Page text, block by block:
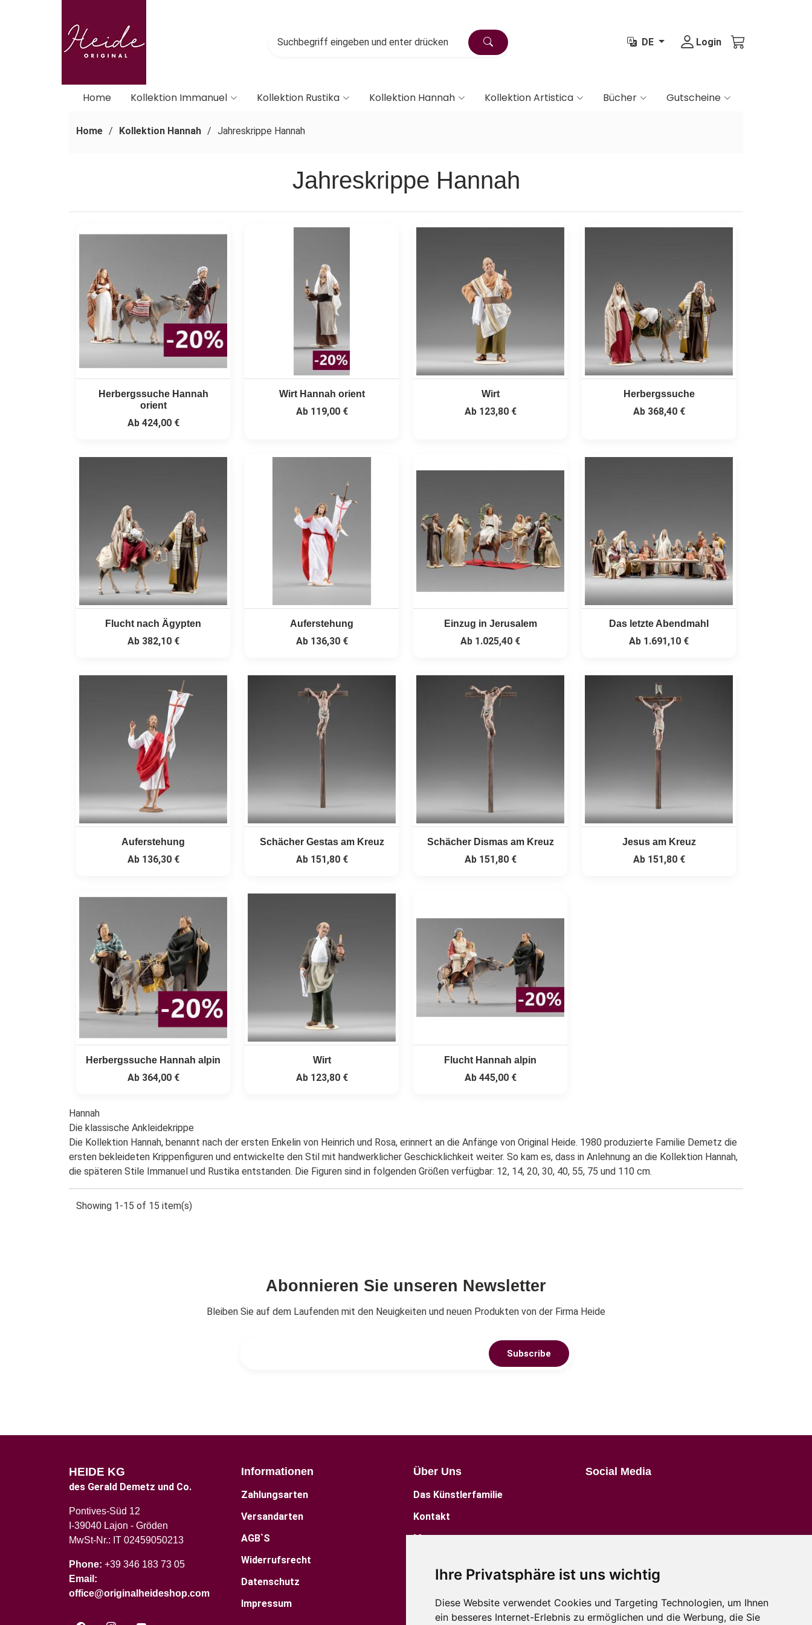
Ihre Privatsphäre ist uns wichtig
Diese Website verwendet Cookies und Targeting Technologien, um Ihnen
ein besseres Internet-Erlebnis zu ermöglichen und die Werbung, die Sie
DE Login
Home Kollektion Immanuel Kollektion Rustika Kollektion Hannah Kollektion Artistica Bücher Gutscheine
Home Kollektion Hannah Jahreskrippe Hannah
Jahreskrippe Hannah
Herbergssuche Hannah
orient
Ab424,00 €
Wirt Hannah orient
Ab119,00 €
Wirt
Ab123,80 €
Herbergssuche
Ab368,40 €
Flucht nach Ägypten
Ab382,10 €
Auferstehung
Ab136,30 €
Einzug in Jerusalem
Ab 1.025,40 €
Das letzte Abendmahl
Ab 1.691,10 €
Auferstehung
Ab136,30 €
Schächer Gestas am Kreuz
Ab151,80 €
Schächer Dismas am Kreuz
Ab151,80 €
Jesus am Kreuz
Ab151,80 €
Herbergssuche Hannah alpin
Ab364,00 €
Wirt
Ab123,80 €
Flucht Hannah alpin
Ab445,00 €
Hannah
Die klassische Ankleidekrippe
Die Kollektion Hannah, benannt nach der ersten Enkelin von Heinrich und Rosa, erinnert an die Anfänge von Original Heide. 1980 produzierte Familie Demetz die
ersten bekleideten Krippenfiguren und entwickelte den Stil mit handwerklicher Geschicklichkeit weiter. So kam es, dass in Anlehnung an die Kollektion Hannah,
die späteren Stile Immanuel und Rustika entstanden. Die Figuren sind in folgenden Größen verfügbar: 12, 14, 20, 30, 40, 55, 75 und 110 cm.
Showing 1-15 of 15 item(s)
Abonnieren Sie unseren Newsletter
Bleiben Sie auf dem Laufenden mit den Neuigkeiten und neuen Produkten von der Firma Heide
Subscribe
HEIDE KG
des Gerald Demetz und Co.
Pontives-Süd 12
I-39040 Lajon - Gröden
MwSt-Nr.: IT 02459050213
Phone: +39 346 183 73 05
Email:
office@originalheideshop.com
Informationen
Zahlungsarten
Versandarten
AGB`S
Widerrufsrecht
Datenschutz
Impressum
Über Uns
Das Künstlerfamilie
Kontakt
Museum
Standorte
Social Media